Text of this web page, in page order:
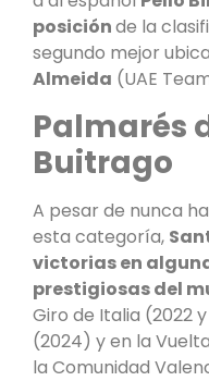
posiciónde la
segundo mejor
Almeida (UAE
Palmarés
Buitrago
A pesar de nunca
esta categoría,
victorias en
prestigiosas del
Giro de Italia (2022
(2024) y en la
la Comunidad